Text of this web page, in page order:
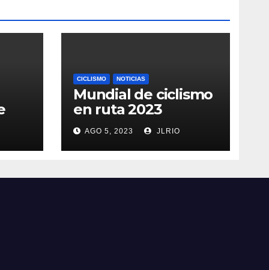
CICLISMO NOTICIAS
Mundial de ciclismo
en ruta 2023
AGO 5, 2023 JLRIO